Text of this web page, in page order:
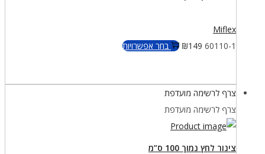
Miflex
60110-1
₪149 בחר אפשרויותלמוצר
צרף לרשימה מועדפת
צרף לרשימה מועדפת
צינור לחץ נמוך 100 ס”מ